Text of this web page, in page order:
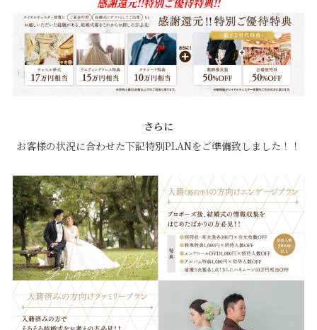
さらに
お客様の状況に合わせた下記特別PLANをご準備致しました！！